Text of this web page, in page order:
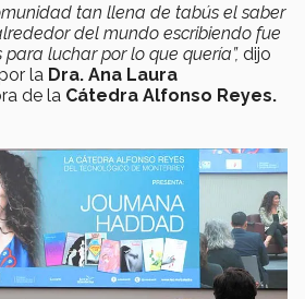
tan llena de tabús el saber
del mundo escribiendo fue
luchar por lo que quería”, dijo
la Dra. Ana Laura
de la Cátedra Alfonso Reyes.